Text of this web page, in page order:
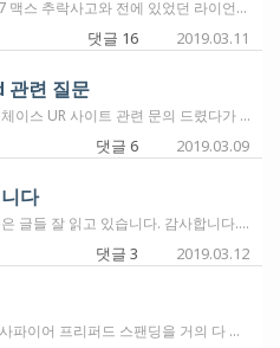
부터 운용중이고 저도 이번 베가스 세미나 에 737 맥스를 두번다 타고 다녀왔습니다. 미국 국내선으로 자주 이용되는바 차후 여행계획에 기종도 757 320 등등만을 골라타야할까요? 교통사고보다도 확률이 작다지만 동일기종이 비슷한 현상으로 이륙후 문제가 생긴게 걸리기도 하네요. 사고로 돌아가신분들 명복을빌고 앞으로는 이런일들이 안생겼으면 합니다.
댓글 16 2019.03.11
련 질문
이어 프리퍼드입니다. 그리고 저는 두 카드의 authorized user로 등록해서 발급 받았구요. (저는 학생이라 ssn이 없습니다) 근데 궁금한 게, 아내랑 저 중에, 한 명은 프리덤 언리미티드를 갖고 있고, 다른 한 명은 그냥 프리덤으로 바꿀 수 있나요? (이유는, 프리덤은 5% 적립 되는 게 있어서, 잘 사용하면 유용할 것 같아서요) (근데, '미국에서 처음 오픈한 카드는 쭉 가지고 가야 한다'라는 얘기를 들은 적이 있어서... 한편으로는 '가능하다'고 해도 '바꿔도 되나?'라는 생각이 들기도 합니다 ㅎㅎㅎ) 감사합니다.
댓글 6 2019.03.09
다
드도 체이스 카드로 만들어야하나 생각하고 있습니다. 포인트 주요 사용 목적은 - 가장 큰 목표는 한국에 계신 부모님 싱가포르 항공 태워드리는 거구요 - 부모님이나 제가 여행시 항공권이나 호텔 투숙용으로 쓰고 싶습니다. 지금 Chase Marriott Bonvoy Boundless 하고 Chase United Explorer 생각하고 있습니다만 보시기에 괜찮은 결정일까요? 추가질문으로 채이스 사파이어나 아멕스 골드는 베네핏이 많은 것 같아서 계속 유지하고 싶은데 본보이나 유나이티드 카드는 만든 후 유지하는게 좋은지 아니면 한 번 열었다가 일 년후에 닫는게 좋은지 궁금합니다. 마지막으로 조만간 카드를 한장 더 많들어도 2019년 8월이 되면 5/24 규정에 걸리는게 아닌가요? 감사합니다!
댓글 3 2019.03.12
2018/ Target Redcard 2019/1 Chase Sapphire Preferred 저는, 2017/ BOA Cash rewards (ssn이 없는데 받았습니다) 2019/1 Chase Sapphire Preferred AU 2019/1 Chase Freedom Unlimited AU 2019/1 Amazon Prime Store Card (체이스 아니고 Synchrony Bank라는 곳입니다) 아내는 ssn이 있는데, 저는 학생이라 ssn이 없습니다. ITIN은 있구요. 사는 곳은 뉴욕이구요. 앞으로 이용은... 주로 미국 국내여행 항공권이나 호텔에 사용하려고 생각 중입니다. (물론 한국에 계신 가족들의 미국방문에도 사용하겠지만요) (근데... 5/24규정이 '체이스' 뿐만 아니라 모든 카드사에서 적용하는 규정인가요? 그럼 아내가 발급받은 Target이나 제가 발급받은 amazon prime store card도 다 적용이 되나요?) 체이스, 아멕스, 시티 다 상관없습니다. 어떤 카드가 좋을까요? 감사합니다.